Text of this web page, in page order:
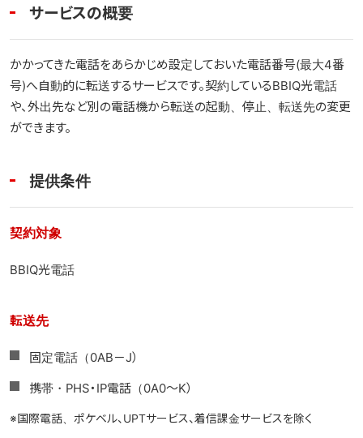
光テレビ
よくある質問
サービスの概要
かかってきた電話をあらかじめ設定しておいた電話番号(最大4番
号)へ自動的に転送するサービスです。契約しているBBIQ光電話
や、外出先など別の電話機から転送の起動、停止、転送先の変更
ができます。
提供条件
契約対象
BBIQ光電話
転送先
固定電話（0AB－J）
携帯・PHS・IP電話（0A0～K）
※国際電話、ポケベル、UPTサービス、着信課金サービスを除く